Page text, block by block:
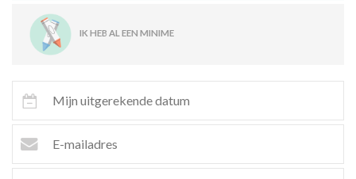
IK HEB AL EEN MINIME